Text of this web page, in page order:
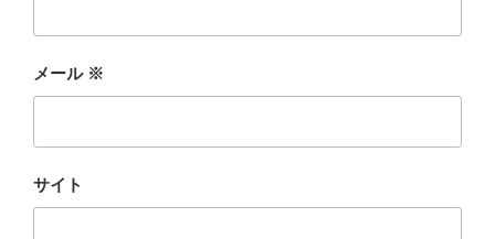
メール ※
サイト